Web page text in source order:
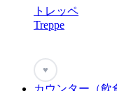
トレッペ
Treppe
♥